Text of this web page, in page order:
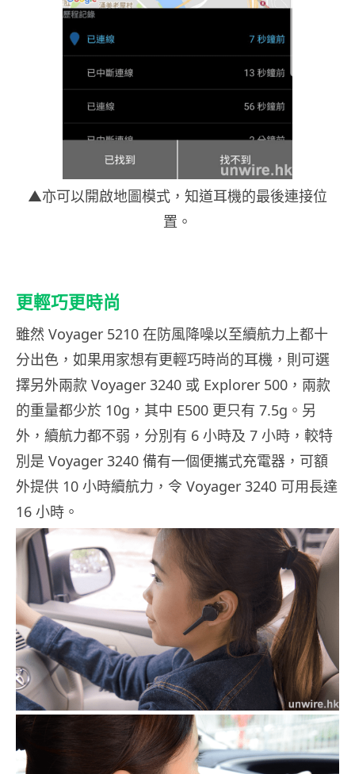
▲亦可以開啟地圖模式，知道耳機的最後連接位
置。
更輕巧更時尚
雖然 Voyager 5210 在防風降噪以至續航力上都十
分出色，如果用家想有更輕巧時尚的耳機，則可選
擇另外兩款 Voyager 3240 或 Explorer 500，兩款
的重量都少於 10g，其中 E500 更只有 7.5g。另
外，續航力都不弱，分別有 6 小時及 7 小時，較特
別是 Voyager 3240 備有一個便攜式充電器，可額
外提供 10 小時續航力，令 Voyager 3240 可用長達
16 小時。